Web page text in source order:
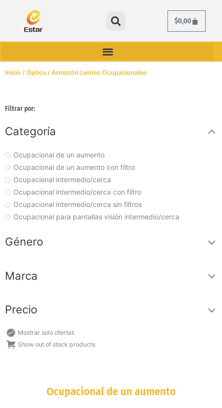
contenido
$0,00Cart
0
Inicio / Óptica / Armazón Lentes Ocupacionales
Filtrar por:
Categoría
Ocupacional de un aumento
Ocupacional de un aumento con filtro
Ocupacional intermedio/cerca
Ocupacional intermedio/cerca con filtro
Ocupacional intermedio/cerca sin filtros
Ocupacional para pantallas visión intermedio/cerca
Género
Marca
Precio
Mostrar solo ofertas
Show out of stock products
Ocupacional de un aumento